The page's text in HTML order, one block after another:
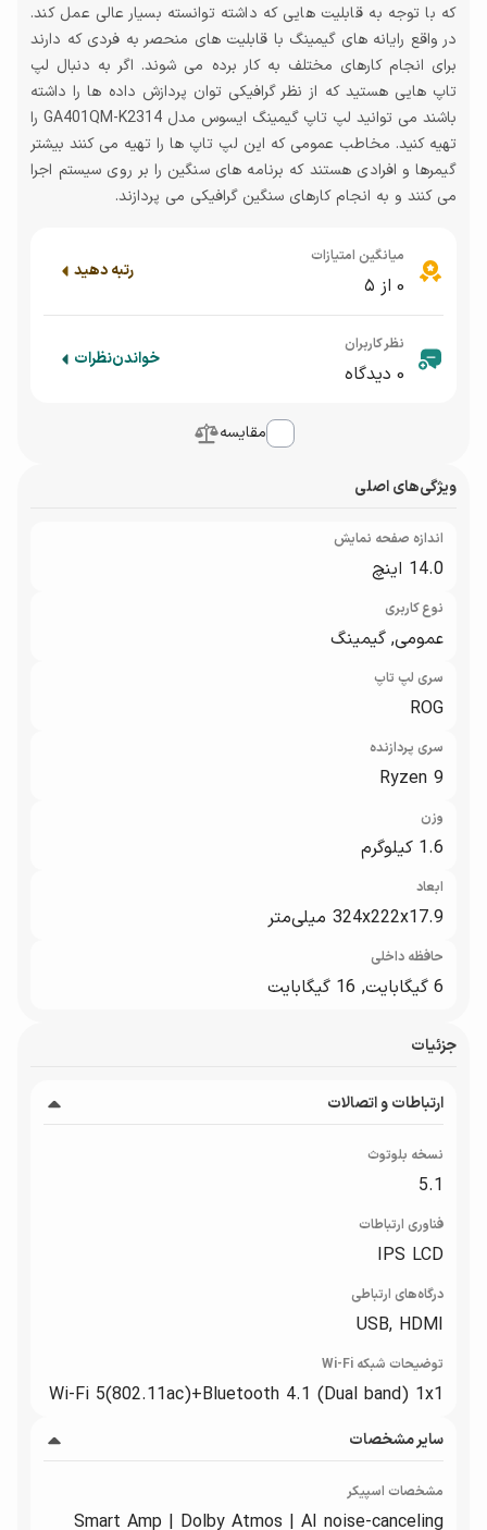
که با توجه به قابلیت هایی که داشته توانسته بسیار عالی عمل کند.
در واقع رایانه های گیمینگ با قابلیت های منحصر به فردی که دارند
برای انجام کارهای مختلف به کار برده می شوند. اگر به دنبال لپ
تاپ هایی هستید که از نظر گرافیکی توان پردازش داده ها را داشته
باشند می توانید لپ تاپ گیمینگ ایسوس مدل GA401QM-K2314 را
تهیه کنید. مخاطب عمومی که این لپ تاپ ها را تهیه می کنند بیشتر
گیمرها و افرادی هستند که برنامه های سنگین را بر روی سیستم اجرا
می کنند و به انجام کارهای سنگین گرافیکی می پردازند.
میانگین امتیازات
0 از ۵
رتبه دهید
نظر کاربران
0 دیدگاه
خواندننظرات
مقایسه
ویژگی‌های اصلی
اندازه صفحه نمایش
14.0 اینچ
نوع کاربری
عمومی, گیمینگ
سری لپ تاپ
ROG
سری پردازنده
Ryzen 9
وزن
1.6 کیلوگرم
ابعاد
324x222x17.9 میلی‌متر
حافظه داخلی
6 گیگابایت, 16 گیگابایت
جزئیات
ارتباطات و اتصالات
نسخه بلوتوث
5.1
فناوری ارتباطات
IPS LCD
درگاه‌های ارتباطی
USB, HDMI
توضیحات شبکه Wi-Fi
Wi-Fi 5(802.11ac)+Bluetooth 4.1 (Dual band) 1x1
سایر مشخصات
مشخصات اسپیکر
Smart Amp | Dolby Atmos | AI noise-canceling